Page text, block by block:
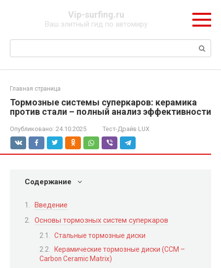
Vip-surfing.ru
Ваш элитный гид по автомиру
Поиск:
Главная страница
Тормозные системы суперкаров: керамика
против стали – полный анализ эффективности
Опубликовано: 24.10.2025 Тест-Драйв LUX
Содержание
Введение
Основы тормозных систем суперкаров
Стальные тормозные диски
Керамические тормозные диски (CCM –
Carbon Ceramic Matrix)